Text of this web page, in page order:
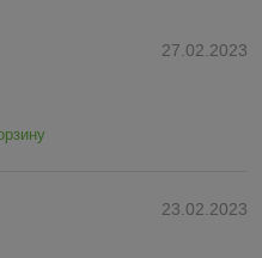
27.02.2023
23.02.2023